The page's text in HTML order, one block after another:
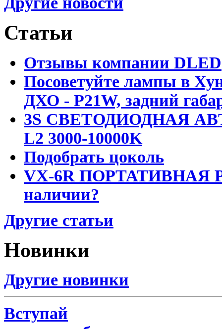
Статьи
Отзывы компании DLED
Посоветуйте лампы в
ДХО - P21W, задний
3S СВЕТОДИОДНАЯ
L2 3000-10000K
Подобрать цоколь
VX-6R ПОРТАТИВНАЯ
наличии?
Другие статьи
Новинки
Другие новинки
Вступай